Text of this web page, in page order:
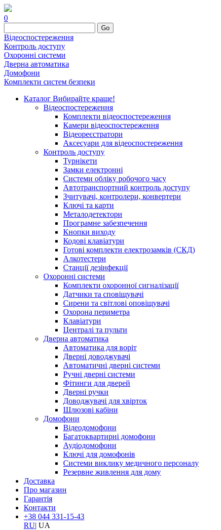
0
Go
Відеоспостереження
Контроль доступу
Охоронні системи
Дверна автоматика
Домофони
Комплекти систем безпеки
Каталог Вибирайте краще!
Відеоспостереження
Комплекти відеоспостереження
Камери відеоспостереження
Відеореєстратори
Аксесуари для відеоспостереження
Контроль доступу
Турнікети
Замки електронні
Системи обліку робочого часу
Автотранспортний контроль доступу
Зчитувачі, контролери, конвертери
Ключі та карти
Металодетектори
Програмне забезпечення
Кнопки виходу
Кодові клавіатури
Готові комплекти електрозамків (СКД)
Алкотестери
Станції дезінфекції
Охоронні системи
Комплекти охоронної сигналізації
Датчики та сповіщувачі
Сирени та світлові оповіщувачі
Охорона периметра
Клавіатури
Централі та пульти
Дверна автоматика
Автоматика для воріт
Дверні доводжувачі
Автоматичні дверні системи
Ручні дверні системи
Фітинги для дверей
Дверні ручки
Доводжувачі для хвірток
Шлюзові кабіни
Домофони
Відеодомофони
Багатоквартирні домофони
Аудіодомофони
Ключі для домофонів
Системи виклику медичного персоналу
Резервне живлення для дому
Доставка
Про магазин
Гарантія
Контакти
+38 044 331-15-43
RU| UA